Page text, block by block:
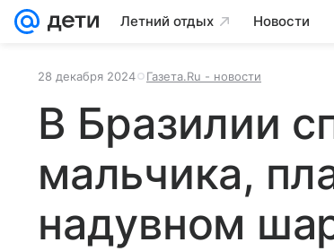
Летний отдых Новости
28 декабря 2024 Газета.Ru - новости
В Бразилии
мальчика,
надувном